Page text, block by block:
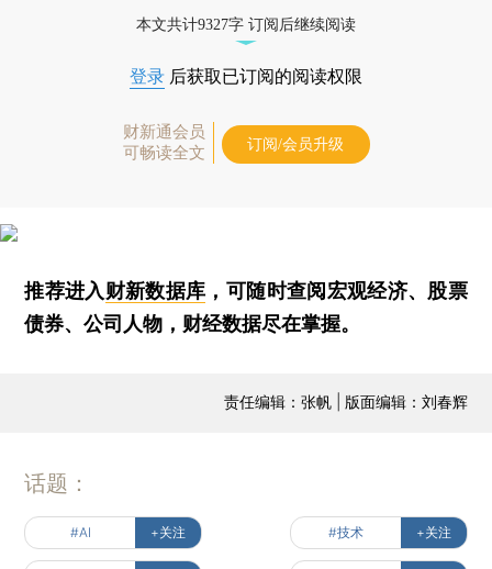
本文共计9327字 订阅后继续阅读
登录 后获取已订阅的阅读权限
财新通会员
可畅读全文
订阅/会员升级
推荐进入财新数据库 ，可随时查阅宏观经济、股票
债券、公司人物，财经数据尽在掌握。
责任编辑：张帆 | 版面编辑：刘春辉
话题：
#AI +关注 #技术 +关注